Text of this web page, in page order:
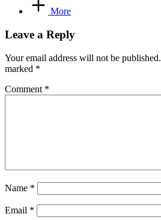
More
Leave a Reply
Your email address will not be published.
marked *
Comment *
Name *
Email *